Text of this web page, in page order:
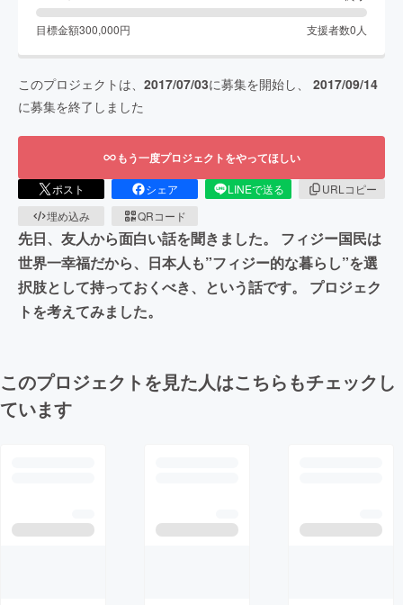
目標金額300,000円 支援者数0 人
このプロジェクトは、 2017/07/03に募集を開始し、 2017/09/14
に募集を終了しました
もう一度プロジェクトをやってほしい
ポスト シェア LINEで送る
URLコピー
埋め込み
QRコード
先日、友人から面白い話を聞きました。 フィジー国民は
世界一幸福だから、日本人も”フィジー的な暮らし”を選
択肢として持っておくべき、という話です。 プロジェク
トを考えてみました。
このプロジェクトを見た人はこちらもチェックし
ています